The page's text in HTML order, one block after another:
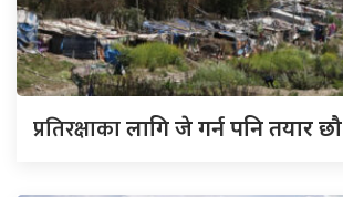
प्रतिरक्षाकालागि जे गर्न पनि तयार छौ